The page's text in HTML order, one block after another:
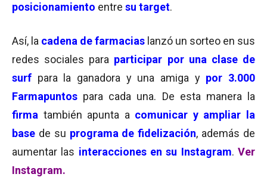
posicionamiento entre su target.
Así, la cadena de farmacias lanzó un sorteo en sus
redes sociales para participar por una clase de
surf para la ganadora y una amiga y por 3.000
Farmapuntos para cada una. De esta manera la
firma también apunta a comunicar y ampliar la
base de su programa de fidelización, además de
aumentar las interacciones en su Instagram.Ver
Instagram.